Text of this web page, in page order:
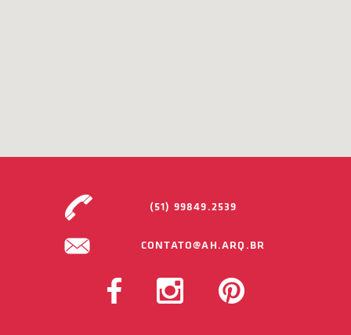
(51) 99849.2539
CONTATO@AH.ARQ.BR
FACEBOOK INSTAGRAM